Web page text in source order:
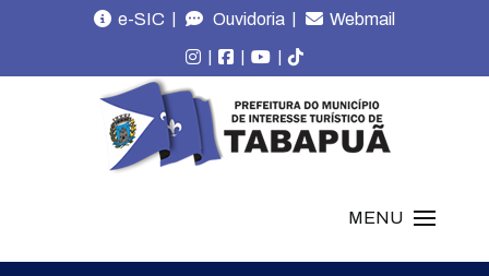
e-SIC | Ouvidoria | Webmail
| | |
MENU